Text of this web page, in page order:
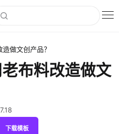
做文创产品？
布料改造做文
下载模板